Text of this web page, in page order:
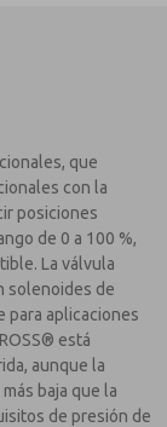
que
con la
posiciones
de 0 a 100 %,
La válvula
solenoides de
para aplicaciones
está
aunque la
baja que la
de presión de